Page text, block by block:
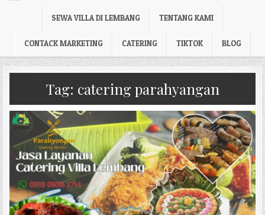
SEWA VILLA DI LEMBANG TENTANG KAMI
CONTACK MARKETING CATERING TIKTOK BLOG
Tag: catering parahyangan